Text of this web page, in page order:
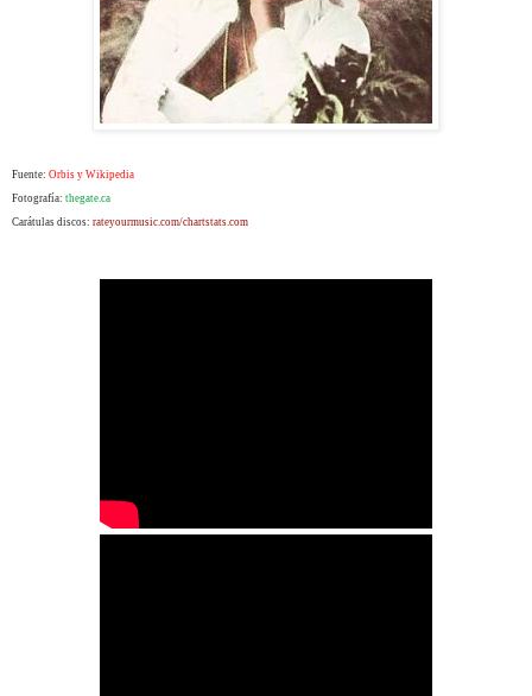
Fuente: Orbis y Wikipedia
Fotografía: thegate.ca
Carátulas discos: rateyourmusic.com/chartstats.com